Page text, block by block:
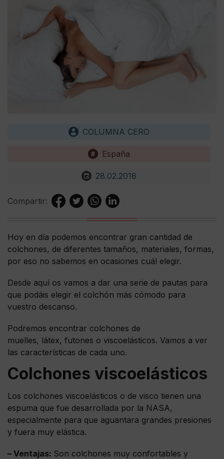
COLUMNA CERO
España
28.02.2018
Compartir:
Hoy en día podemos encontrar gran cantidad de
colchones, de diferentes tamaños, materiales, formas,
por eso no sabemos en ocasiones cuál elegir.
Desde aquí os vamos a dar una serie de pautas para
que podáis elegir el colchón más cómodo para
vuestro descanso.
Podremos encontrar colchones de
muelles, látex, futones o viscoelásticos. Vamos a ver
las características de cada uno.
Colchones viscoelásticos
Los colchones viscoelásticos o de visco tienen una
espuma que fue desarrollada por la NASA,
especialmente para que aguantara grandes presiones
y fuera muy elástica.
– Ventajas: Son colchones muy confortables y